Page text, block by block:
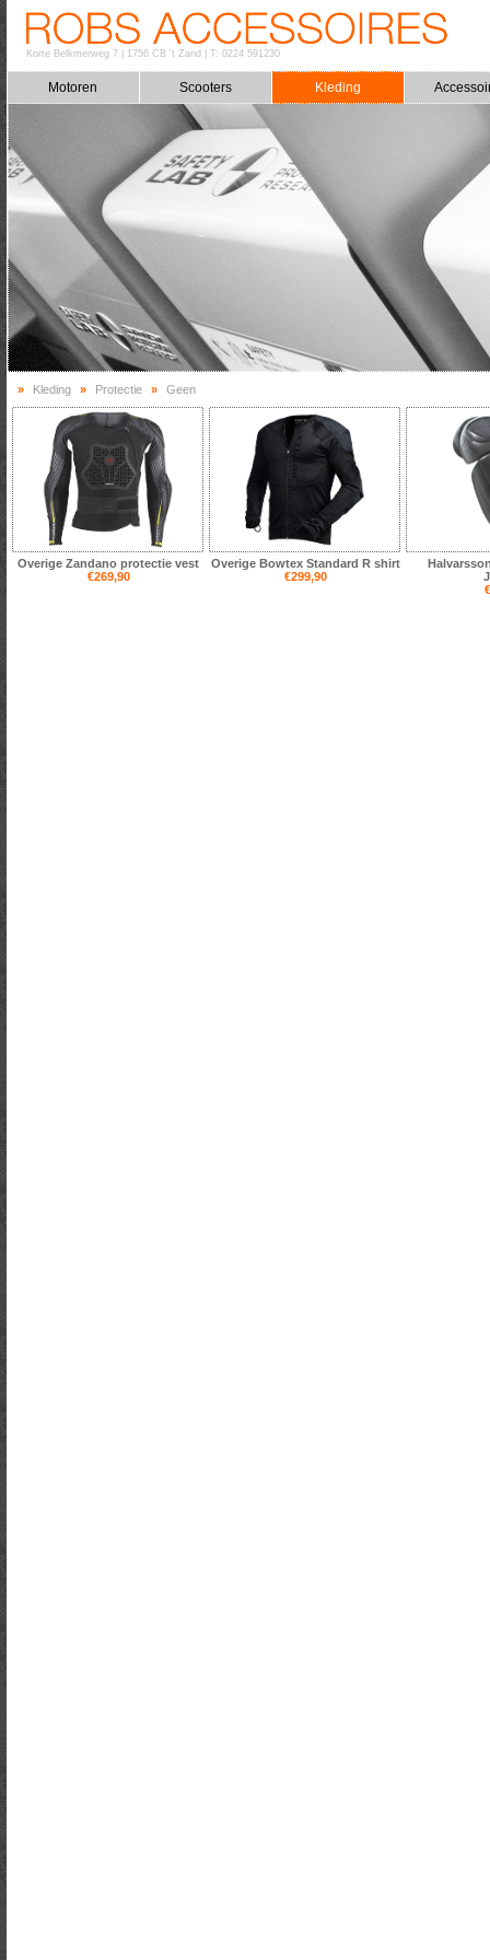
Korte Belkmerweg 7| 1756 CB 't Zand T: 0224 591230
Motoren Scooters Kleding
» Kleding » Protectie » Geen
Overige Zandano protectie vest
€269,90
Overige Bowtex Standard R shirt
€299,90